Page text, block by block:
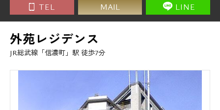
TEL MAIL LINE
外苑レジデンス
JR総武線「信濃町」駅 徒歩7分